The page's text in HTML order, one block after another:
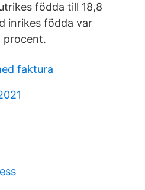
födda till 18,8
inrikes födda var
procent.
faktura